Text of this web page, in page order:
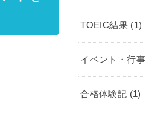
TOEIC結果 (1)
イベント・行事
合格体験記 (1)